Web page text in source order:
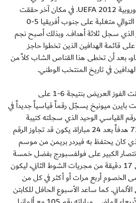
الأسوأ لهم منذ كأس الأمم الأوروبية UEFA 2012. في مكان آخر حققت
البرازيل سابع انتصار لها على التوالي متغلبة على جنوب أفريقيا 5-0
سجل ثلاثة أهداف. وبذلك أصبح نجم
برشلونة الحالي في المركز 12 على قائمة الهدافين الذين تخطوا حاجز
بعد أن تخطى هذا القناص الشاب كلاً من
في تاريخ المنتخب الوطني.
انتصاراً على التوالي، أحدثها كانت الفوز العريض بنتيجة 6-1 على
ميونيخ يسجّل رقماً قياسياً جديداً في
القياسي الوحيد الذي سجلته كتيبة
جوسيب جوارديولا؛ فبرصيد 72 هدفاً بعد 24 مباراة، يكون قد تجاوز الرقم
كان يحتفظ به فيردر بريمن من موسم
هذا الإنتصار الكبير على فولفسبورج بفضل خمسة
أهداف تم تسجيلها في غضون 17 دقيقة من مجريات الشوط الثاني، ليكون
الخصوم أربع مرات أو أكثر في كل من
كما ساعد الأسبوع الحافل للكابتن